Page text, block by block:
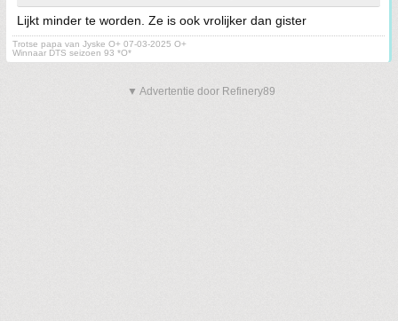
Lijkt minder te worden. Ze is ook vrolijker dan gister
Trotse papa van Jyske O+ 07-03-2025 O+
Winnaar DTS seizoen 93 *O*
▼ Advertentie door Refinery89